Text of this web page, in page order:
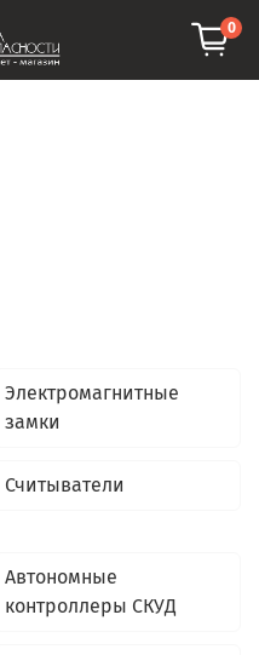
0
Электромагнитные
замки
Считыватели
Автономные
контроллеры СКУД